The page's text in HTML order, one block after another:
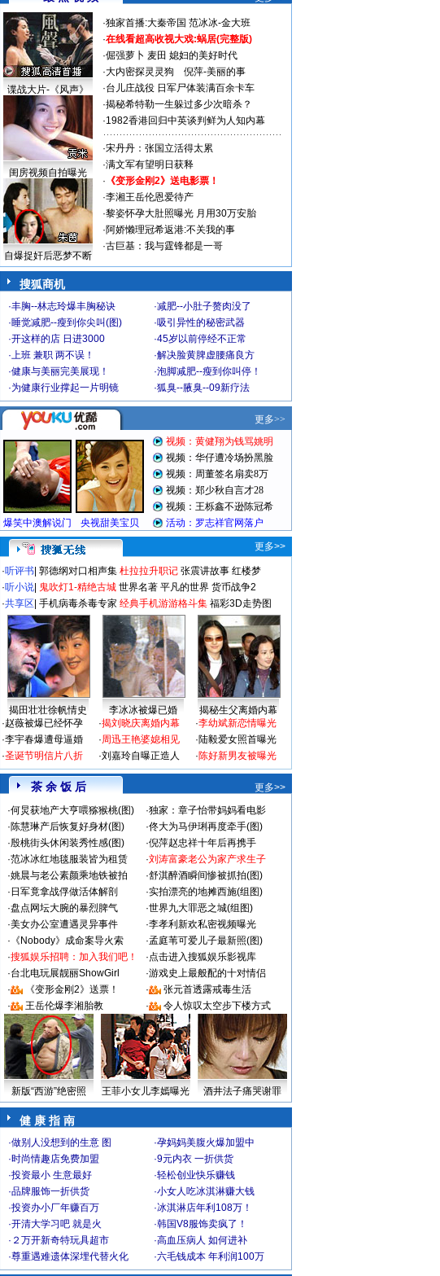
谍战大片-《风声》
闺房视频自拍曝光
自爆捉奸后恶梦不断
·独家首播:大秦帝国 范冰冰-金大班
·在线看超高收视大戏:蜗居(完整版)
·倔强萝卜 麦田 媳妇的美好时代
·大内密探灵灵狗
倪萍-美丽的事
·台儿庄战役 日军尸体装满百余卡车
·揭秘希特勒一生躲过多少次暗杀？
·1982香港回归中英谈判鲜为人知内幕
·宋丹丹：张国立活得太累
·满文军有望明日获释
· 《变形金刚2》送电影票！
·李湘王岳伦恩爱待产
·黎姿怀孕大肚照曝光 月用30万安胎
·阿娇懒理冠希返港:不关我的事
·古巨基：我与霆锋都是一哥
搜狐商机
·丰胸--林志玲爆丰胸秘诀 ·减肥--小肚子赘肉没了
·睡觉减肥--瘦到你尖叫(图) ·吸引异性的秘密武器
·开这样的店 日进3000 ·45岁以前停经不正常
·上班 兼职 两不误！ ·解决脸黄脾虚腰痛良方
·健康与美丽完美展现！ ·泡脚减肥--瘦到你叫停！
·为健康行业撑起一片明镜 ·狐臭--腋臭--09新疗法
更多>>
·听评书 郭德纲对口相声集 杜拉拉升职记 张震讲故事 红楼梦
·听小说 鬼吹灯1-精绝古城 世界名著 平凡的世界 货币战争2
·共享区 手机病毒杀毒专家 经典手机游游格斗集 福彩3D走势图
揭田壮壮徐帆情史 李冰冰被爆已婚
揭秘生父离婚内幕
·赵薇被爆已经怀孕
·李宇春爆遭母逼婚
·圣诞节明信片八折
·揭刘晓庆离婚内幕
·周迅王艳婆媳相见
·刘嘉玲自曝正造人
·李幼斌新恋情曝光
·陆毅爱女照首曝光
·陈好新男友被曝光
茶 余 饭 后
更多>>
·何炅获地产大亨喂猕猴桃(图) ·独家：章子怡带妈妈看电影
·陈慧琳产后恢复好身材(图) ·佟大为马伊琍再度牵手(图)
·殷桃街头休闲装秀性感(图) ·倪萍赵忠祥十年后再携手
·范冰冰红地毯服装皆为租赁 ·刘涛富豪老公为家产求生子
·姚晨与老公素颜乘地铁被拍 ·舒淇醉酒瞬间惨被抓拍(图)
· 日军竟拿战俘做活体解剖 ·实拍漂亮的地摊西施(组图)
·盘点网坛大腕的暴烈脾气 ·世界九大罪恶之城(组图)
·美女办公室遭遇灵异事件 ·李孝利新欢私密视频曝光
· 《Nobody》成命案导火索 ·孟庭苇可爱儿子最新照(图)
·搜狐娱乐招聘：加入我们吧！ ·点击进入搜狐娱乐影视库
·台北电玩展靓丽ShowGirl ·游戏史上最般配的十对情侣
·
《变形金刚2》送票！ ·
张元首透露戒毒生活
·
王岳伦爆李湘胎教 · 令人惊叹太空步下楼方式
新版“西游”绝密照 王菲小女儿李嫣曝光 酒井法子痛哭谢罪
健 康 指 南
·做别人没想到的生意 图 ·孕妈妈美腹火爆加盟中
·时尚情趣店免费加盟 ·9元内衣 一折供货
·投资最小 生意最好 ·轻松创业快乐赚钱
·品牌服饰一折供货 ·小女人吃冰淇淋赚大钱
·投资办小厂年赚百万 ·冰淇淋店年利108万！
·开清大学习吧 就是火 ·韩国V8服饰卖疯了！
· ２万开新奇特玩具超市 ·高血压病人 如何进补
·尊重遇难遗体深埋代替火化 ·六毛钱成本 年利润100万